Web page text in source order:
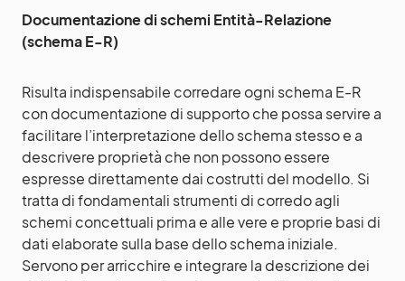
Documentazione di schemi Entità-Relazione
(schema E-R)
Risulta indispensabile corredare ogni schema E-R
con documentazione di supporto che possa servire a
facilitare l’interpretazione dello schema stesso e a
descrivere proprietà che non possono essere
espresse direttamente dai costrutti del modello. Si
tratta di fondamentali strumenti di corredo agli
schemi concettuali prima e alle vere e proprie basi di
dati elaborate sulla base dello schema iniziale.
Servono per arricchire e integrare la descrizione dei